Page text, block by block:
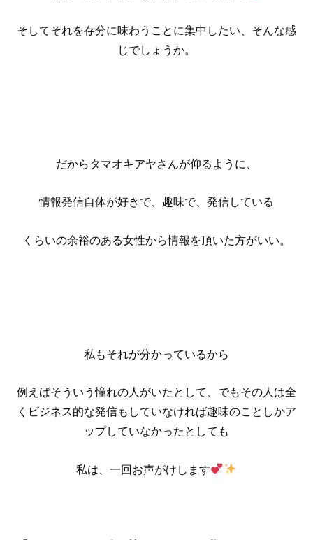
そしてそれを存分に味わうことに集中したい、そんな感
じでしょうか。
だからタマオキアヤさんが仰るように、
情報発信自体が好きで、趣味で、発信している
くらいの余裕のある女性から情報を頂いた方がいい。
私もそれが分かっているから
例えばそういう憧れの人がいたとして、でもその人は全
くビジネス的な発信もしていなければ趣味のことしかア
ップしていなかったとしても
私は、一回お声がけします